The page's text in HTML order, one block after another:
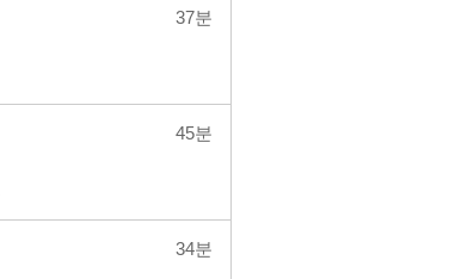
37분
45분
34분